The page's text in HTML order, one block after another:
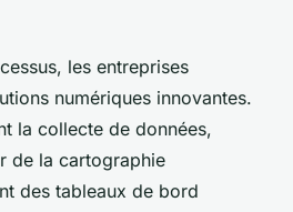
les entreprises
numériques innovantes.
la collecte de données,
de la cartographie
des tableaux de bord